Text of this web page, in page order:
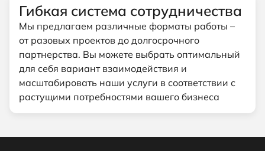
Гибкая система сотрудничества
Мы предлагаем различные форматы работы –
от разовых проектов до долгосрочного
партнерства. Вы можете выбрать оптимальный
для себя вариант взаимодействия и
масштабировать наши услуги в соответствии с
растущими потребностями вашего бизнеса